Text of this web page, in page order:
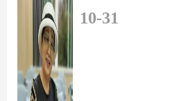
10-31